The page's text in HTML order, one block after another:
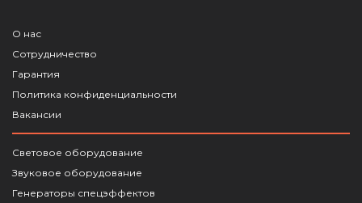
О нас
Сотрудничество
Гарантия
Политика конфиденциальности
Вакансии
Световое оборудование
Звуковое оборудование
Генераторы спецэффектов